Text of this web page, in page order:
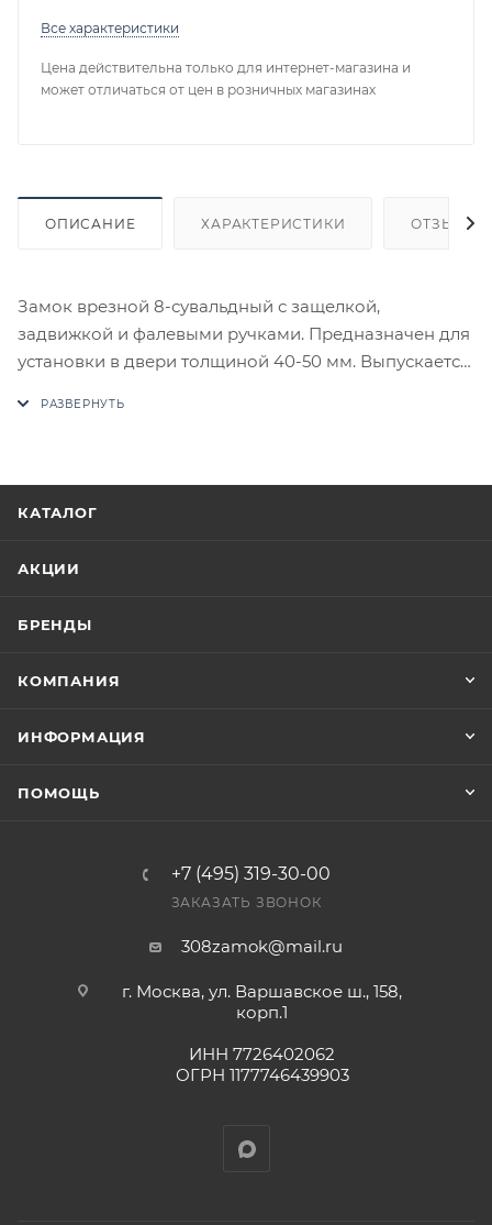
Все характеристики
Цена действительна только для интернет-магазина и
может отличаться от цен в розничных магазинах
ОПИСАНИЕ ХАРАКТЕРИСТИКИ ОТЗЫВЫ
Замок врезной 8-сувальдный с защелкой,
задвижкой и фалевыми ручками. Предназначен для
установки в двери толщиной 40-50 мм. Выпускается
приходит письмо только для подтверждения, что
счете после проверки товара на наличие на складе.
оплата выставленного счета.
КАТАЛОГ
АКЦИИ
БРЕНДЫ
КОМПАНИЯ
ИНФОРМАЦИЯ
ПОМОЩЬ
+7 (495) 319-30-00
ЗАКАЗАТЬ ЗВОНОК
308zamok@mail.ru
г. Москва, ул. Варшавское ш., 158,
корп.1
ИНН 7726402062
ОГРН 1177746439903